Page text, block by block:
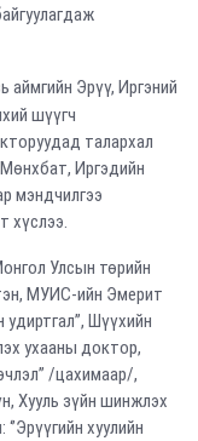
Эрүү, Иргэний
шүүгч
талархал
Иргэдийн
мэндчилгээ
хүслээ.
Улсын төрийн
МУИС-ийн Эмерит
Шүүхийн
ухааны доктор,
/цахимаар/,
Хууль зүйн шинжлэх
хуулийн